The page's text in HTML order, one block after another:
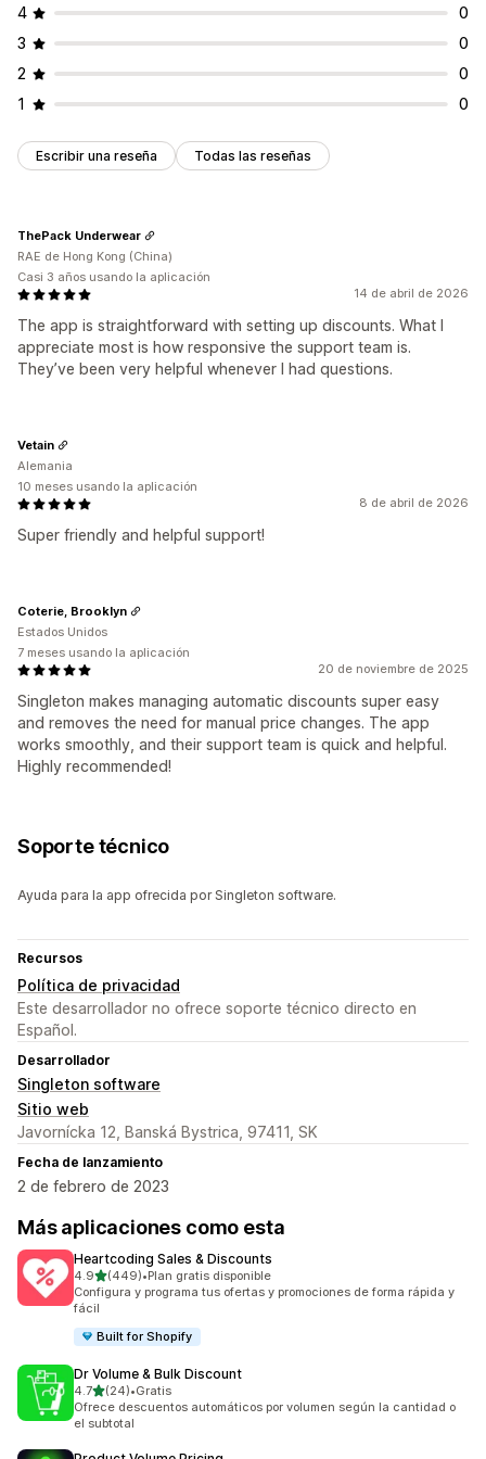
4
0
3
0
2
0
1
0
Escribir una reseña Todas las reseñas
14 de abril de 2026
The app is straightforward with setting up discounts. What I
appreciate most is how responsive the support team is.
They’ve been very helpful whenever I had questions.
ThePack Underwear
RAE de Hong Kong (China)
Casi 3 años usando la aplicación
8 de abril de 2026
Super friendly and helpful support!
Vetain
Alemania
10 meses usando la aplicación
20 de noviembre de 2025
Singleton makes managing automatic discounts super easy
and removes the need for manual price changes. The app
works smoothly, and their support team is quick and helpful.
Highly recommended!
Coterie, Brooklyn
Estados Unidos
7 meses usando la aplicación
Soporte técnico
Ayuda para la app ofrecida por Singleton software.
Recursos
Política de privacidad
Este desarrollador no ofrece soporte técnico directo en
Español.
Desarrollador
Singleton software
Sitio web
Javornícka 12, Banská Bystrica, 97411, SK
Fecha de lanzamiento
2 de febrero de 2023
Más aplicaciones como esta
Heartcoding Sales & Discounts
4.9de 5 estrellas
(449)
449 reseñas en total
•Plan gratis disponible
Configura y programa tus ofertas y promociones de forma rápida y
fácil
Built for Shopify
Dr Volume & Bulk Discount
4.7de 5 estrellas
(24)
24 reseñas en total
•Gratis
Ofrece descuentos automáticos por volumen según la cantidad o
el subtotal